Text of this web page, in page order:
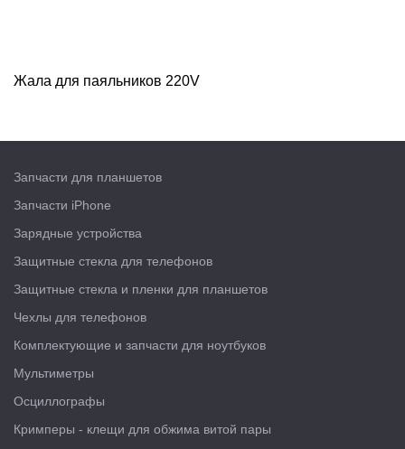
Жала для паяльников 220V
Запчасти для планшетов
Запчасти iPhone
Зарядные устройства
Защитные стекла для телефонов
Защитные стекла и пленки для планшетов
Чехлы для телефонов
Комплектующие и запчасти для ноутбуков
Мультиметры
Осциллографы
Кримперы - клещи для обжима витой пары